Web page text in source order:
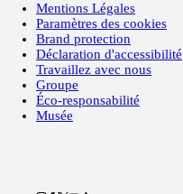
Mentions Légales
Paramètres des cookies
Brand protection
Déclaration d'accessibilité
Travaillez avec nous
Groupe
Éco-responsabilité
Musée